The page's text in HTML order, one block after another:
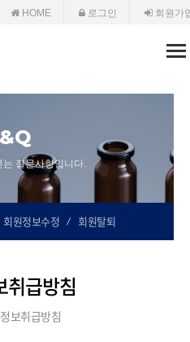
HOME 로그인 회원가
는 질문사항입니다.
회원정보수정 회원탈퇴
취급방침
보취급방침